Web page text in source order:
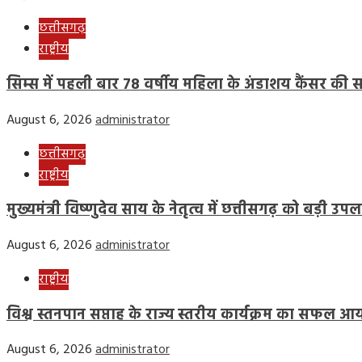
छत्तीसगढ़
राष्ट्रीय
सिम्स में पहली बार 78 वर्षीय महिला के अंडाशय कैंसर की
August 6, 2026administrator
छत्तीसगढ़
राष्ट्रीय
मुख्यमंत्री विष्णुदेव साय के नेतृत्व में छत्तीसगढ़ को बड़ी
August 6, 2026administrator
राष्ट्रीय
विश्व स्तनपान सप्ताह के राज्य स्तरीय कार्यक्रम का सफल
August 6, 2026administrator